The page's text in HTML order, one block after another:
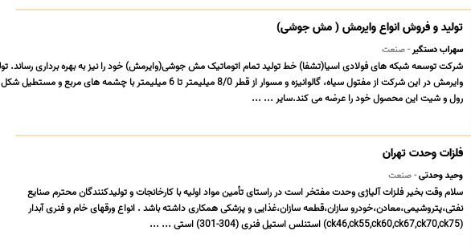
تولید و فروش انواع وایرمش ( مش جوشی)
سهراب دستگیر- صنعت
شرکت توسعه شبکه های فولادی اسیا(تشفا) خط تولید تمام اتوماتیک مش جوشی(وایرمش) خود را نیز به بهره برداری رساند.
وایرمش در این شرکت از مفتول سیاه، گالوانیزه و مسوار از قطر 8/0 میلیمتر تا 6 میلیمتر با چشمه های مربع
رول و شیت این محصول خود را عرضه می کند.سایر ... ...
فلزات وحدت تهران
وحید وحدتی- صنعت
سلام وقت بخیر فلزات آلیاژی وحدت مفتخر است در راستای تأمین مواد اولیه با کارخانجات و تولیدکنندگان محترم صنایع
نفتی،پتروشیمی،معادن،خودرو سازان،قطعه سازان،غذایی و پزشکی همکاری داشته باشد . انواع ورقهای خام و فنری آبدار
(ck46,ck55,ck60,ck67,ck70,ck75) استنلس استیل فنری (304-301) استی ... ...